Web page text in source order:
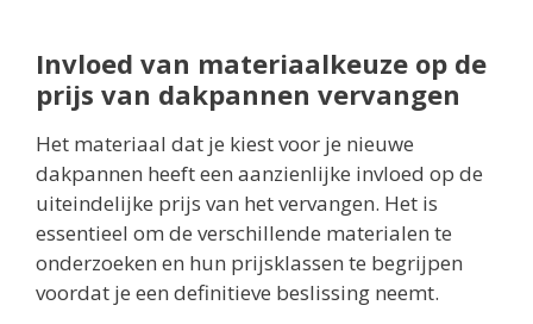
Invloed van materiaalkeuze op de
prijs van dakpannen vervangen
Het materiaal dat je kiest voor je nieuwe
dakpannen heeft een aanzienlijke invloed op de
uiteindelijke prijs van het vervangen. Het is
essentieel om de verschillende materialen te
onderzoeken en hun prijsklassen te begrijpen
voordat je een definitieve beslissing neemt.